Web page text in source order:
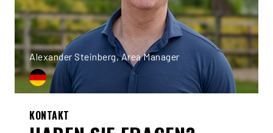
Alexander Steinberg, Area Manager
KONTAKT